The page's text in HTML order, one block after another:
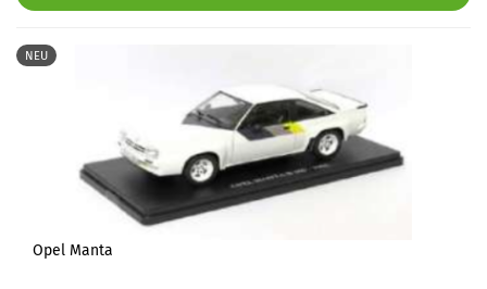
NEU
Opel Manta